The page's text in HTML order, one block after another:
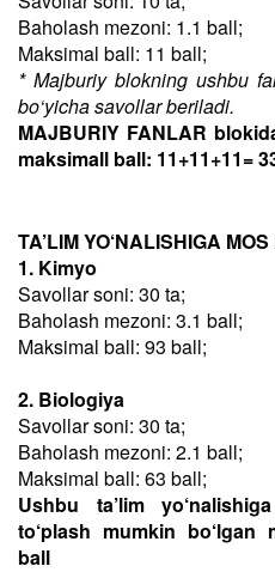
Baholash mezoni: 1.1 ball;
Maksimal ball: 11 ball;
* Majburiy blokning ushbu
bo‘yicha savollar beriladi.
MAJBURIY FANLAR
maksimall ball: 11+11+11=
TA’LIM YO‘NALISHIGA
1. Kimyo
Savollar soni: 30 ta;
Baholash mezoni: 3.1 ball;
Maksimal ball: 93 ball;
2. Biologiya
Savollar soni: 30 ta;
Baholash mezoni: 2.1 ball;
Maksimal ball: 63 ball;
Ushbu ta’lim
to‘plash mumkin bo‘lgan
ball